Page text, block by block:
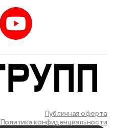
Публичная оферта
Политика конфиденциальности
Войти